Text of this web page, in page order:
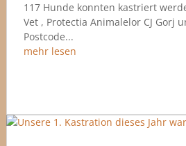
117 Hunde konnten kastriert
Vet , Protectia Animalelor CJ Gorj
Postcode...
mehr lesen